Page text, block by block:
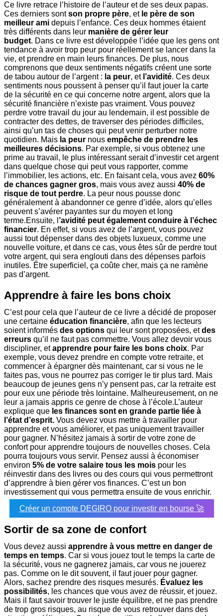
Ce livre retrace l’histoire de l’auteur et de ses deux papas.
Ces derniers sontson propre père, et le père de son
meilleur ami depuis l’enfance. Ces deux hommes étaient
très différents dans leur manière de gérer leur
budget. Dans ce livre est développée l’idée que les gens ont
tendance à avoir trop peur pour réellement se lancer dans la
vie, et prendre en main leurs finances. De plus, nous
comprenons que deux sentiments négatifs créent une sorte
de tabou autour de l’argent : la peur, et l’avidité. Ces deux
sentiments nous poussent à penser qu’il faut jouer la carte
de la sécurité en ce qui concerne notre argent, alors que la
sécurité financière n’existe pas vraiment. Vous pouvez
perdre votre travail du jour au lendemain, il est possible de
contracter des dettes, de traverser des périodes difficiles,
ainsi qu’un tas de choses qui peut venir perturber notre
quotidien. Mais la peur nous empêche de prendre les
meilleures décisions. Par exemple, si vous obtenez une
prime au travail, le plus intéressant serait d’investir cet argent
dans quelque chose qui peut vous rapporter, comme
l’immobilier, les actions, etc. En faisant cela, vous avez 60%
de chances gagner gros, mais vous avez aussi 40% de
risque de tout perdre. La peur nous pousse donc
généralement à abandonner ce genre d’idée, alors qu’elles
peuvent s’avérer payantes sur du moyen et long
terme.Ensuite, l ’avidité peut également conduire à l’échec
financier. En effet, si vous avez de l’argent, vous pouvez
aussi tout dépenser dans des objets luxueux, comme une
nouvelle voiture, et dans ce cas, vous êtes sûr de perdre tout
votre argent, qui sera englouti dans des dépenses parfois
inutiles. Être superficiel, ça coûte cher, mais ça ne ramène
pas d’argent.
Apprendre à faire les bons choix
C’est pour cela que l’auteur de ce livre a décidé de proposer
une certaine éducation financière, afin que les lecteurs
soient informés des options qui leur sont proposées, etdes
erreurs qu’il ne faut pas commettre. Vous allez devoir vous
discipliner, etapprendre pour faire les bons choix. Par
exemple, vous devez prendre en compte votre retraite, et
commencer à épargner dès maintenant, car si vous ne le
faites pas, vous ne pourrez pas corriger le tir plus tard. Mais
beaucoup de jeunes gens n’y pensent pas, car la retraite est
pour eux une période très lointaine. Malheureusement, on ne
leur a jamais appris ce genre de chose à l’école. L’auteur
explique que les finances sont en grande partie liée à
l’état d’esprit. Vous devez vous mettre à travailler pour
apprendre et vous améliorer, et pas uniquement travailler
pour gagner. N’hésitez jamais à sortir de votre zone de
confort pour apprendre toujours de nouvelles choses. Cela
pourra toujours vous servir. Pensez aussi à économiser
environ 5% de votre salaire tous les mois pour les
réinvestir dans des livres ou des cours qui vous permettront
d’apprendre à bien gérer vos finances. C’est un bon
investissement qui vous permettra ensuite de vous enrichir.
Créer un compte DEGIRO pour investir en bourse 🚀
Sortir de sa zone de confort
Vous devez aussi apprendre à vous mettre en danger de
temps en temps. Car si vous jouez tout le temps la carte de
la sécurité, vous ne gagnerez jamais, car vous ne jouerez
pas. Comme on le dit souvent, il faut jouer pour gagner.
Alors, sachez prendre des risques mesurés. Évaluez les
possibilités, les chances que vous avez de réussir, et jouez.
Mais il faut savoir trouver le juste équilibre, et ne pas prendre
de trop gros risques, au risque de vous retrouver dans des